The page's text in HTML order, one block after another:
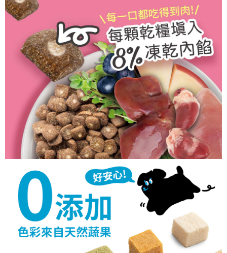
４．使用「AFTEE先享後付」時，將依據個別帳號之用戶狀況，依本公司即
時審查核予不同之上限額度；若仍有額度不足之情形，本公司將視審查結果
請求用戶進行身份認證。
５．嚴禁一人註冊多個帳號或使用他人資訊註冊。若發現惡意使用之情形，
恩沛科技股份有限公司將有權停止該用戶之使用額度並採取法律行動。